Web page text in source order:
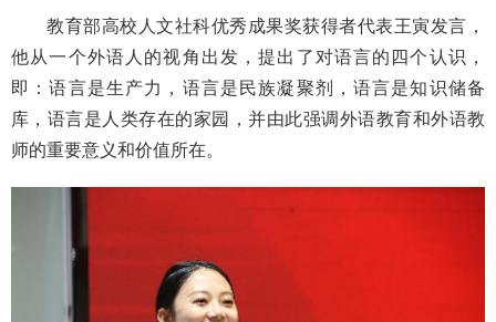
教育部高校人文社科优秀成果奖获得者代表王寅发言，
他从一个外语人的视角出发，提出了对语言的四个认识，
即：语言是生产力，语言是民族凝聚剂，语言是知识储备
库，语言是人类存在的家园，并由此强调外语教育和外语教
师的重要意义和价值所在。